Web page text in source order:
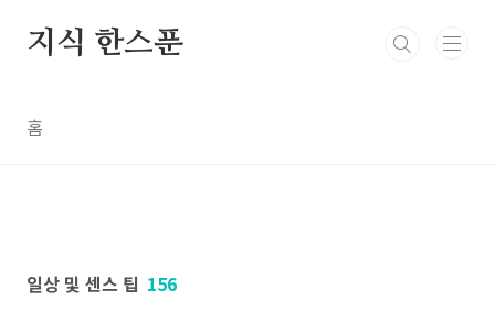
지식 한스푼
홈
일상 및 센스 팁 156